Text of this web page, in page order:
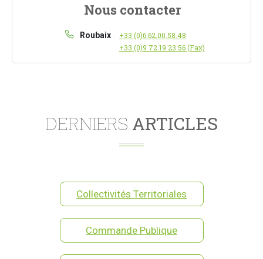
Nous contacter
Roubaix
+33 (0)6.62.00.58.48
+33 (0)9 72 19 23 56 (Fax)
DERNIERS ARTICLES
Collectivités Territoriales
Commande Publique